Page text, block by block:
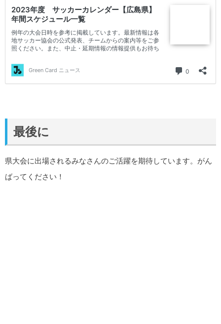
最後に
県大会に出場されるみなさんのご活躍を期待しています。がん
ばってください！